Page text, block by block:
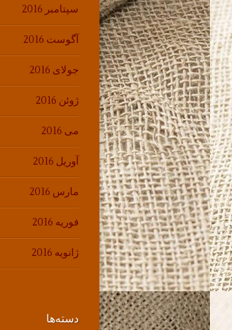
سپتامبر 2016
آگوست 2016
جولای 2016
ژوئن 2016
می 2016
آوریل 2016
مارس 2016
فوریه 2016
ژانویه 2016
دسته‌ها